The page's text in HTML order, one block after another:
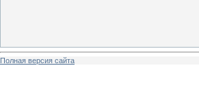
Полная версия сайта